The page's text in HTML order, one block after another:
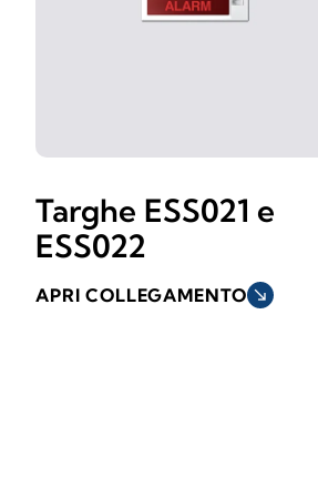
Targhe ESS021 e
ESS022
APRI COLLEGAMENTO south_east